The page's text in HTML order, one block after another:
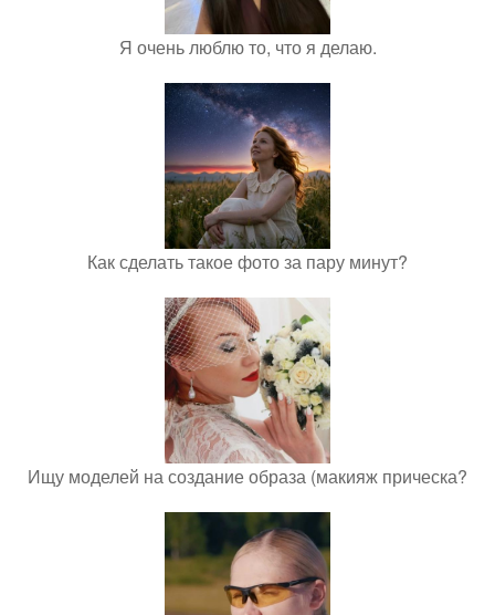
Я очень люблю то, что я делаю.
Как сделать такое фото за пару минут?
Ищу моделей на создание образа (макияж прическа?